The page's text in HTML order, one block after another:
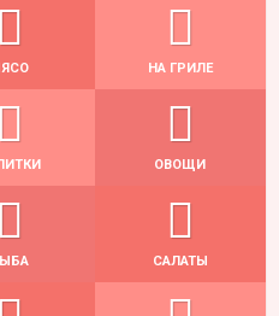
НА ГРИЛЕ
ОВОЩИ
САЛАТЫ